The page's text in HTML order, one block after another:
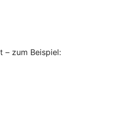
– zum Beispiel: